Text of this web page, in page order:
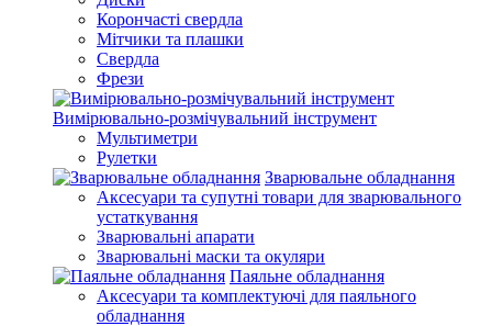
Корончасті свердла
Мітчики та плашки
Свердла
Фрези
Вимірювально-розмічувальний інструмент
Мультиметри
Рулетки
Зварювальне обладнання
Аксесуари та супутні товари для зварювального
устаткування
Зварювальні апарати
Зварювальні маски та окуляри
Паяльне обладнання
Аксесуари та комплектуючі для паяльного
обладнання